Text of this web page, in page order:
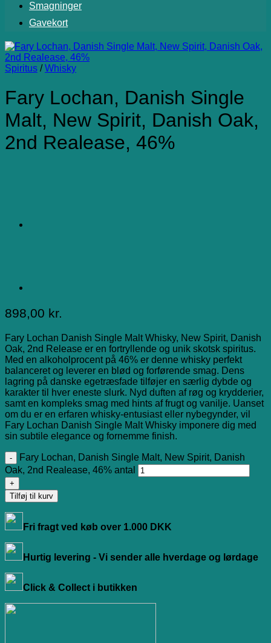
Smagninger
Gavekort
Spiritus / Whisky
Fary Lochan, Danish Single
Malt, New Spirit, Danish Oak,
2nd Realease, 46%
898,00 kr.
Fary Lochan Danish Single Malt Whisky, New Spirit, Danish
Oak, 2nd Release er en fortryllende og unik skotsk spiritus.
Med en alkoholprocent på 46% er denne whisky perfekt
balanceret og leverer en blød og forførende smag. Dens
lagring på danske egetræsfade tilføjer en særlig dybde og
karakter til hver eneste slurk. Nyd duften af ​​røg og krydderier,
samt en kompleks smag med hints af frugt og vanilje. Uanset
om du er en erfaren whisky-entusiast eller nybegynder, vil
Fary Lochan Danish Single Malt Whisky imponere dig med
sin subtile elegance og fornemme finish.
Fary Lochan, Danish Single Malt, New Spirit, Danish
Oak, 2nd Realease, 46% antal
Tilføj til kurv
Fri fragt ved køb over 1.000 DKK
Hurtig levering - Vi sender alle hverdage og lørdage
Click & Collect i butikken